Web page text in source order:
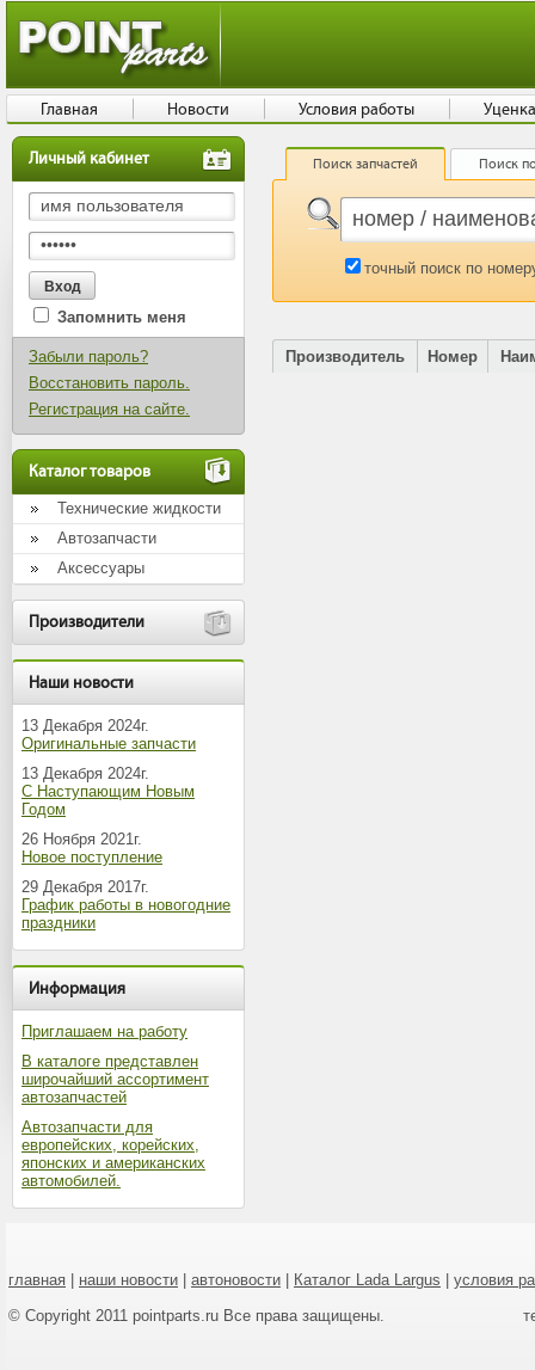
Личный кабинет
Запомнить меня
Забыли пароль?
Восстановить пароль.
Регистрация на сайте.
Каталог товаров
Технические жидкости
Автозапчасти
Аксессуары
Производители
Наши новости
13 Декабря 2024г.
Оригинальные запчасти
13 Декабря 2024г.
С Наступающим Новым
Годом
26 Ноября 2021г.
Новое поступление
29 Декабря 2017г.
График работы в новогодние
праздники
Информация
Приглашаем на работу
В каталоге представлен
широчайший ассортимент
автозапчастей
Автозапчасти для
европейских, корейских,
японских и американских
автомобилей.
Поиск запчастей Поиск
точный поиск по
Производитель Номер
главная наши новости автоновости Каталог Lada Largus
условия
© Copyright 2011 pointparts.ru Все права защищены.
Главная Новости Условия работы